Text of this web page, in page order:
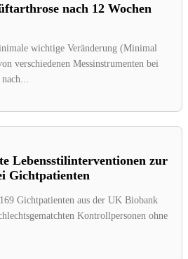
nach 12 Wochen
wichtige Veränderung (Minimal
verschiedenen Messinstrumenten bei
Lebensstilinterventionen zur
Gichtpatienten
Gichtpatienten aus der UK Biobank
Kontrollpersonen ohne